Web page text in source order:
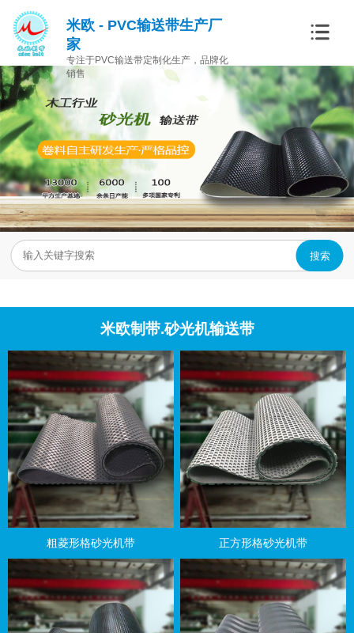
米欧 - PVC输送带生产厂
家
专注于PVC输送带定制化生产，品牌化
销售
搜索
米欧制带.砂光机输送带
粗菱形格砂光机带 正方形格砂光机带